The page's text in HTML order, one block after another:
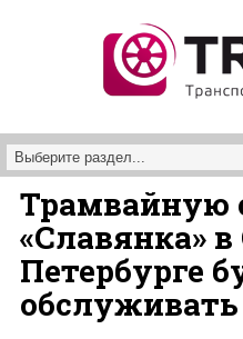
Трамвайную
«Славянка»
Петербурге
обслуживать